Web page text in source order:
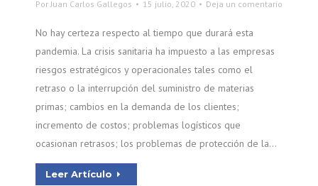
PorJuan Carlos Gallegos 15 julio, 2020 Deja un comentario
No hay certeza respecto al tiempo que durará esta
pandemia. La crisis sanitaria ha impuesto a las empresas
riesgos estratégicos y operacionales tales como el
retraso o la interrupción del suministro de materias
primas; cambios en la demanda de los clientes;
incremento de costos; problemas logísticos que
ocasionan retrasos; los problemas de protección de la…
Leer Artículo